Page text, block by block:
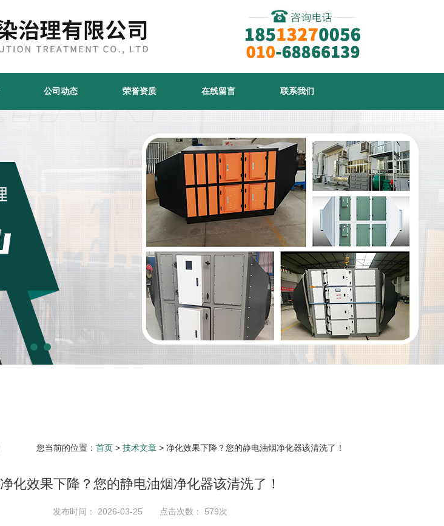
公司动态 荣誉资质 在线留言 联系我们
您当前的位置： 首页 > 技术文章 > 净化效果下降？您的静电油烟净化器该清洗了！
净化效果下降？您的静电油烟净化器该清洗了！
发布时间： 2026-03-25 点击次数： 579次